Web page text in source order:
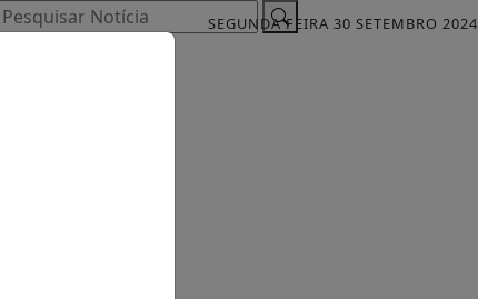
SEGUNDA FEIRA 30 SETEMBRO 2024
Pesquisar Notícia